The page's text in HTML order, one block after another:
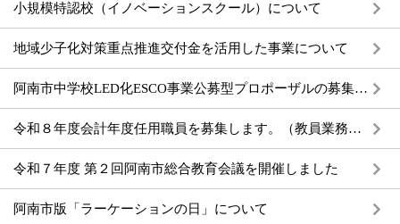
小規模特認校（イノベーションスクール）について
地域少子化対策重点推進交付金を活用した事業について
阿南市中学校LED化ESCO事業公募型プロポーザルの募集について
令和８年度会計年度任用職員を募集します。（教員業務支援員）
令和７年度 第２回阿南市総合教育会議を開催しました
阿南市版「ラーケーションの日」について